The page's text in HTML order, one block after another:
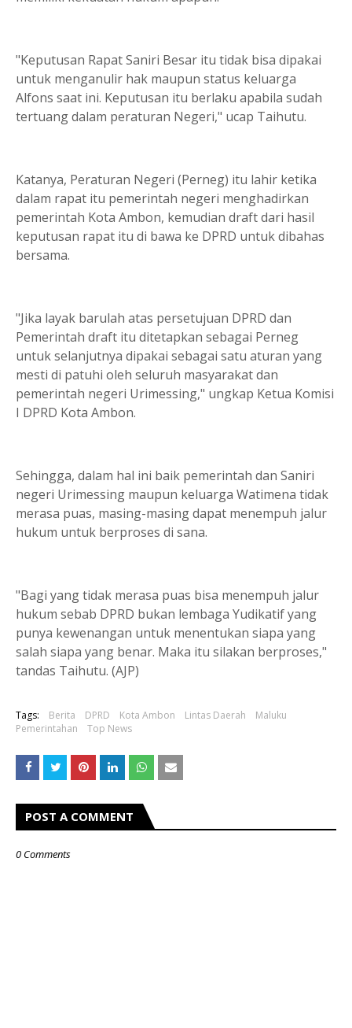
"Keputusan Rapat Saniri Besar itu tidak bisa dipakai
untuk menganulir hak maupun status keluarga
Alfons saat ini. Keputusan itu berlaku apabila sudah
tertuang dalam peraturan Negeri," ucap Taihutu.
Katanya, Peraturan Negeri (Perneg) itu lahir ketika
dalam rapat itu pemerintah negeri menghadirkan
pemerintah Kota Ambon, kemudian draft dari hasil
keputusan rapat itu di bawa ke DPRD untuk dibahas
bersama.
"Jika layak barulah atas persetujuan DPRD dan
Pemerintah draft itu ditetapkan sebagai Perneg
untuk selanjutnya dipakai sebagai satu aturan yang
mesti di patuhi oleh seluruh masyarakat dan
pemerintah negeri Urimessing," ungkap Ketua Komisi
I DPRD Kota Ambon.
Sehingga, dalam hal ini baik pemerintah dan Saniri
negeri Urimessing maupun keluarga Watimena tidak
merasa puas, masing-masing dapat menempuh jalur
hukum untuk berproses di sana.
"Bagi yang tidak merasa puas bisa menempuh jalur
hukum sebab DPRD bukan lembaga Yudikatif yang
punya kewenangan untuk menentukan siapa yang
salah siapa yang benar. Maka itu silakan berproses,"
tandas Taihutu. (AJP)
Tags: Berita DPRD Kota Ambon Lintas Daerah
Maluku
Pemerintahan
Top News
POST A COMMENT
0 Comments